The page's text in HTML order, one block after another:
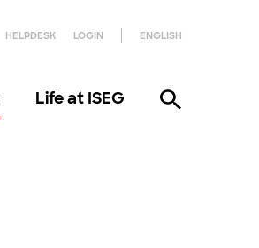
HELPDESK LOGIN ENGLISH
Life at ISEG